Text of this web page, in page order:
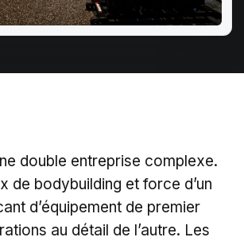
double entreprise complexe.
de bodybuilding et force d’un
d’équipement de premier
au détail de l’autre. Les